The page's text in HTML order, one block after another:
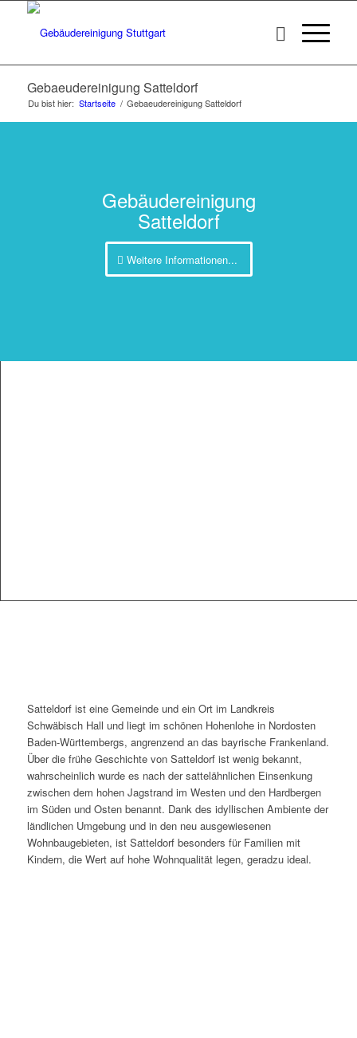
Gebaeudereinigung Satteldorf
Du bist hier: Startseite / Gebaeudereinigung Satteldorf
Gebäudereinigung
Satteldorf
Weitere Informationen...
Satteldorf ist eine Gemeinde und ein Ort im Landkreis
Schwäbisch Hall und liegt im schönen Hohenlohe in Nordosten
Baden-Württembergs, angrenzend an das bayrische Frankenland.
Über die frühe Geschichte von Satteldorf ist wenig bekannt,
wahrscheinlich wurde es nach der sattelähnlichen Einsenkung
zwischen dem hohen Jagstrand im Westen und den Hardbergen
im Süden und Osten benannt. Dank des idyllischen Ambiente der
ländlichen Umgebung und in den neu ausgewiesenen
Wohnbaugebieten, ist Satteldorf besonders für Familien mit
Kindern, die Wert auf hohe Wohnqualität legen, geradzu ideal.